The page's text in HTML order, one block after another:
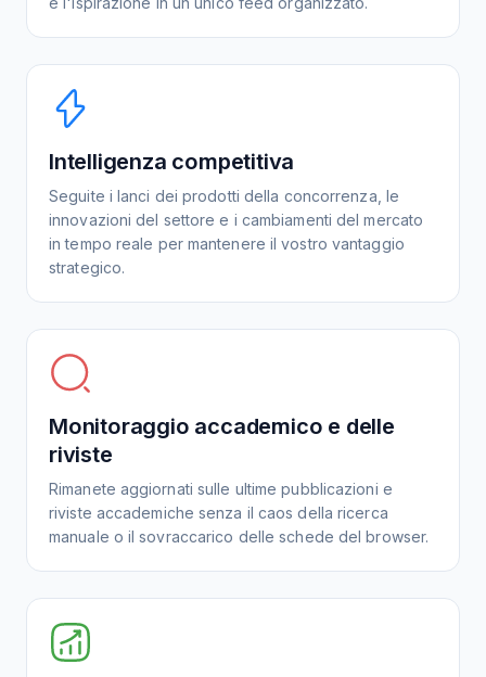
Intelligenza competitiva
Seguite i lanci dei prodotti della concorrenza, le
innovazioni del settore e i cambiamenti del mercato
in tempo reale per mantenere il vostro vantaggio
strategico.
Monitoraggio accademico e delle
riviste
Rimanete aggiornati sulle ultime pubblicazioni e
riviste accademiche senza il caos della ricerca
manuale o il sovraccarico delle schede del browser.